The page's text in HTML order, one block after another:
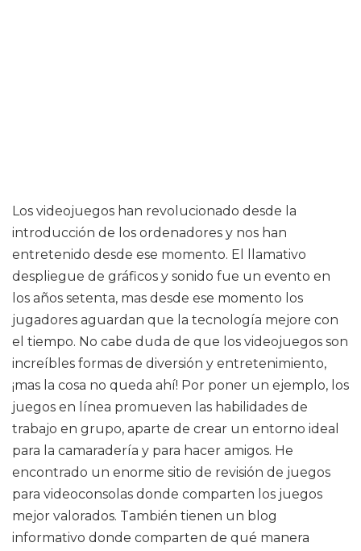
Los videojuegos han revolucionado desde la
introducción de los ordenadores y nos han
entretenido desde ese momento. El llamativo
despliegue de gráficos y sonido fue un evento en
los años setenta, mas desde ese momento los
jugadores aguardan que la tecnología mejore con
el tiempo. No cabe duda de que los videojuegos son
increíbles formas de diversión y entretenimiento,
¡mas la cosa no queda ahí! Por poner un ejemplo, los
juegos en línea promueven las habilidades de
trabajo en grupo, aparte de crear un entorno ideal
para la camaradería y para hacer amigos. He
encontrado un enorme sitio de revisión de juegos
para videoconsolas donde comparten los juegos
mejor valorados. También tienen un blog
informativo donde comparten de qué manera